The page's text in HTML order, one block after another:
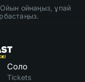
Ойын ойнаңыз, ұпай
Соло
Tickets